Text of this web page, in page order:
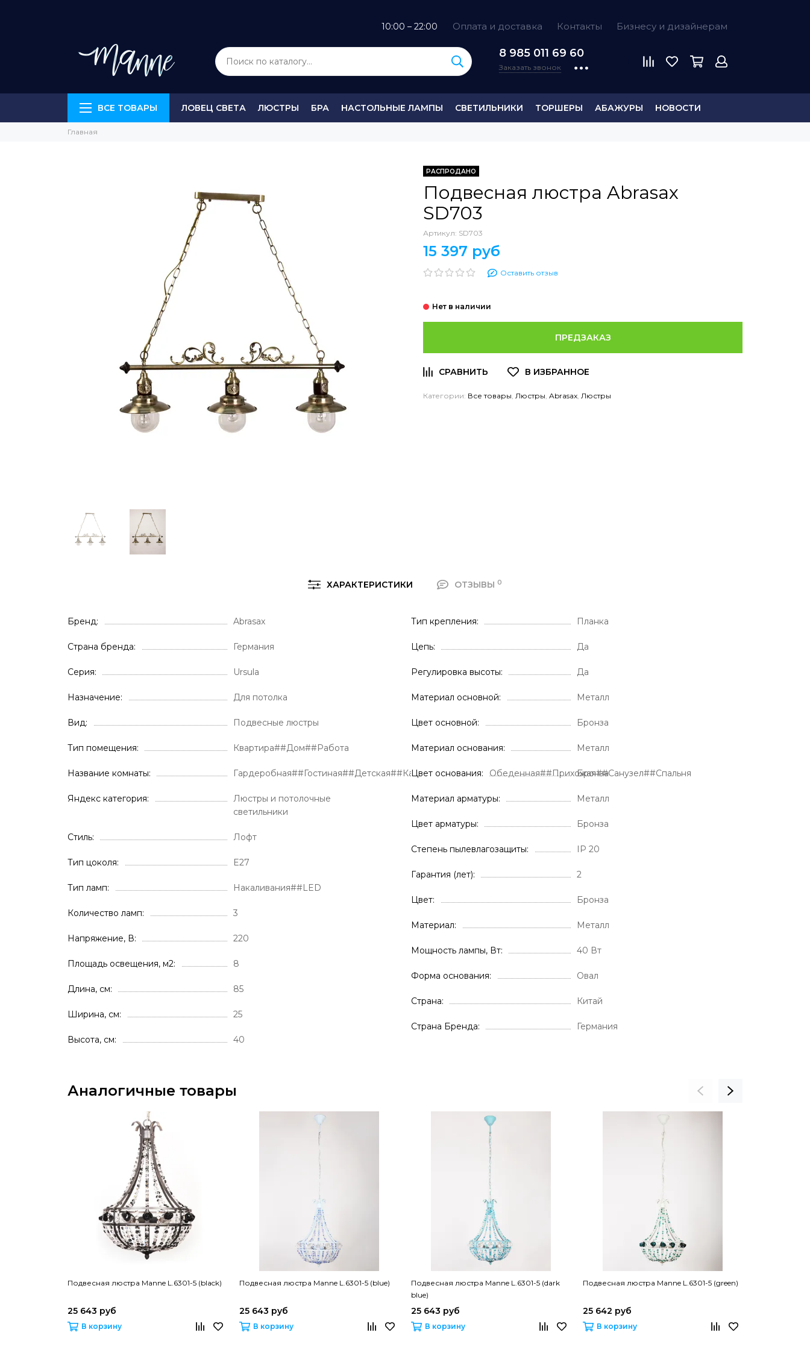
10:00 – 22:00 Оплата и доставка Контакты Бизнесу и дизайнерам
8 985 011 69 60
Заказать звонок
ВСЕ ТОВАРЫ ЛОВЕЦ СВЕТА ЛЮСТРЫ БРА НАСТОЛЬНЫЕ ЛАМПЫ СВЕТИЛЬНИКИ ТОРШЕРЫ АБАЖУРЫ НОВОСТИ
Главная
РАСПРОДАНО
Подвесная люстра Abrasax
SD703
Артикул: SD703
15 397 руб
Оставить отзыв
ПРЕДЗАКАЗ
Категории: Все товары Люстры Abrasax Люстры
ХАРАКТЕРИСТИКИ ОТЗЫВЫ 0
Бренд Abrasax
Страна бренда Германия
Серия Ursula
Назначение Для потолка
Вид Подвесные люстры
Тип помещения Квартира##Дом##Работа
Название комнаты Гардеробная##Гостиная##Детская##Кабинет##Кухня##Обеденная##Прихожая##Санузел##Спальня
Яндекс категория
Люстры и потолочные
светильники
Стиль Лофт
Тип цоколя E27
Тип ламп Накаливания##LED
Количество ламп 3
Напряжение, В 220
Площадь освещения, м2 8
Длина, см 85
Ширина, см 25
Высота, см 40
Тип крепления Планка
Цепь Да
Регулировка высоты Да
Материал основной Металл
Цвет основной Бронза
Материал основания Металл
Цвет основания Бронза
Материал арматуры Металл
Цвет арматуры Бронза
Степень пылевлагозащиты IP 20
Гарантия (лет) 2
Цвет Бронза
Материал Металл
Мощность лампы, Вт 40 Вт
Форма основания Овал
Страна Китай
Страна Бренда Германия
Аналогичные товары
Подвесная люстра Manne L.6301-5 (black)
25 643 руб
В корзину
Подвесная люстра Manne L.6301-5 (blue)
25 643 руб
В корзину
Подвесная люстра Manne L.6301-5 (dark
blue)
25 643 руб
В корзину
Подвесная люстра Manne L.6301-5 (green)
25 642 руб
В корзину